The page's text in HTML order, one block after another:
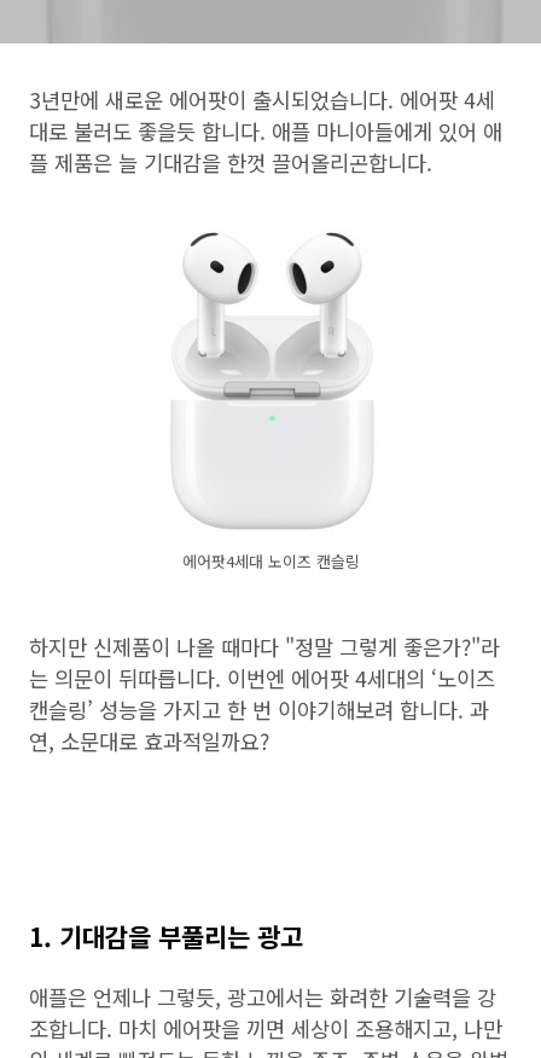
3년만에 새로운 에어팟이 출시되었습니다. 에어팟 4세
대로 불러도 좋을듯 합니다. 애플 마니아들에게 있어 애
플 제품은 늘 기대감을 한껏 끌어올리곤합니다.
에어팟4세대 노이즈 캔슬링
하지만 신제품이 나올 때마다 "정말 그렇게 좋은가?"라
는 의문이 뒤따릅니다. 이번엔 에어팟 4세대의 ‘노이즈
캔슬링’ 성능을 가지고 한 번 이야기해보려 합니다. 과
연, 소문대로 효과적일까요?
1. 기대감을 부풀리는 광고
애플은 언제나 그렇듯, 광고에서는 화려한 기술력을 강
조합니다. 마치 에어팟을 끼면 세상이 조용해지고, 나만